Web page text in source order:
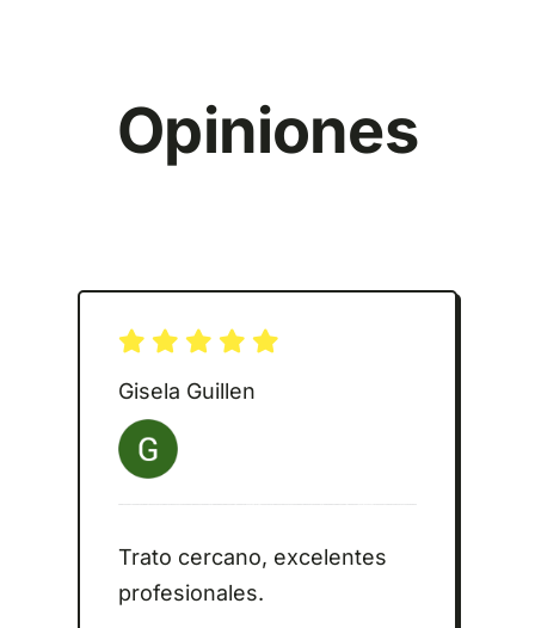
Opiniones
Gisela Guillen
Trato cercano, excelentes
profesionales.